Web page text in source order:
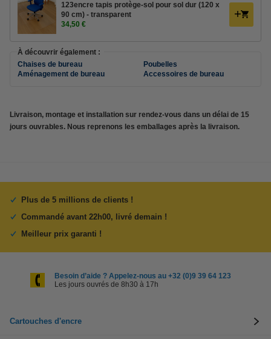
123encre tapis protège-sol pour sol dur (120 x
90 cm) - transparent
34,50 €
À découvrir également :
Chaises de bureau
Poubelles
Aménagement de bureau
Accessoires de bureau
Livraison, montage et installation sur rendez-vous dans un délai de 15
jours ouvrables. Nous reprenons les emballages après la livraison.
Plus de 5 millions de clients !
Commandé avant 22h00, livré demain !
Meilleur prix garanti !
Besoin d’aide ? Appelez-nous au +32 (0)9 39 64 123
Les jours ouvrés de 8h30 à 17h
Cartouches d'encre